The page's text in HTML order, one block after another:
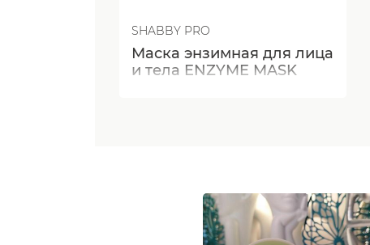
SHABBY PRO
Маска энзимная для лица
и тела ENZYME MASK